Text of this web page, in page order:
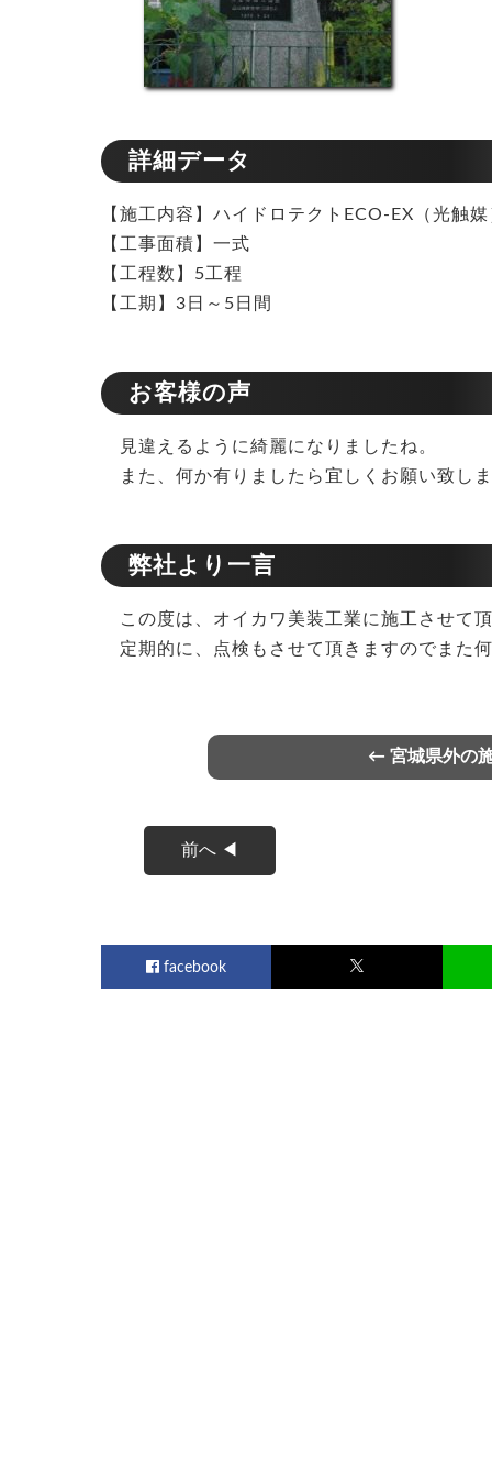
詳細データ
【施工内容】ハイドロテクトECO-EX（光触
【工事面積】一式
【工程数】5工程
【工期】3日～5日間
お客様の声
見違えるように綺麗になりましたね。
また、何か有りましたら宜しくお願い致し
弊社より一言
この度は、オイカワ美装工業に施工させて
定期的に、点検もさせて頂きますのでまた
← 宮城県外の
前へ ◀
facebook